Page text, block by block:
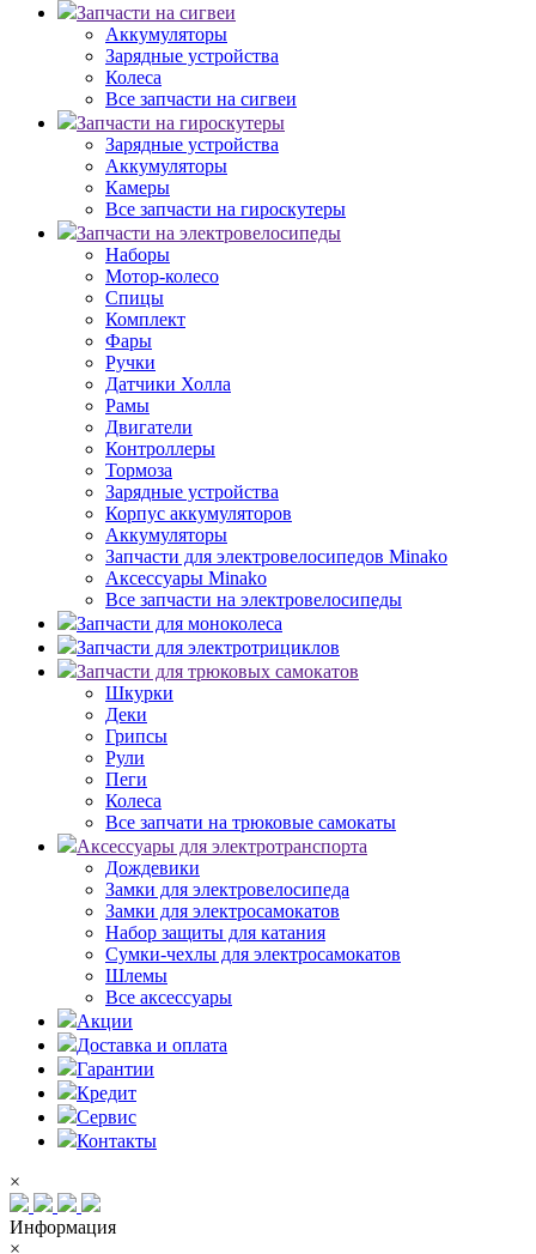
Запчасти на сигвеи
Аккумуляторы
Зарядные устройства
Колеса
Все запчасти на сигвеи
Запчасти на гироскутеры
Зарядные устройства
Аккумуляторы
Камеры
Все запчасти на гироскутеры
Запчасти на электровелосипеды
Наборы
Мотор-колесо
Спицы
Комплект
Фары
Ручки
Датчики Холла
Рамы
Двигатели
Контроллеры
Тормоза
Зарядные устройства
Корпус аккумуляторов
Аккумуляторы
Запчасти для электровелосипедов Minako
Аксессуары Minako
Все запчасти на электровелосипеды
Запчасти для моноколеса
Запчасти для электротрициклов
Запчасти для трюковых самокатов
Шкурки
Деки
Грипсы
Рули
Пеги
Колеса
Все запчати на трюковые самокаты
Аксессуары для электротранспорта
Дождевики
Замки для электровелосипеда
Замки для электросамокатов
Набор защиты для катания
Сумки-чехлы для электросамокатов
Шлемы
Все аксессуары
Акции
Доставка и оплата
Гарантии
Кредит
Сервис
Контакты
×
Информация
×